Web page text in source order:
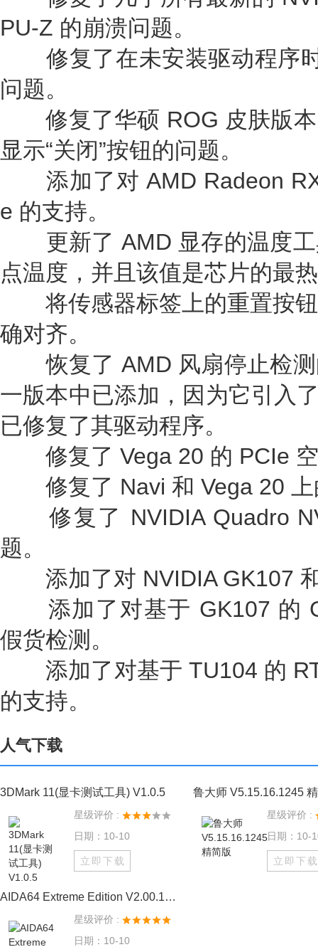
PU-Z 的崩溃问题。
修复了在未安装驱动程序
问题。
修复了华硕 ROG 皮肤版本
显示“关闭”按钮的问题。
添加了对 AMD Radeon RX
e 的支持。
更新了 AMD 显存的温度工
点温度，并且该值是芯片的最
将传感器标签上的重置按钮
确对齐。
恢复了 AMD 风扇停止检测
一版本中已添加，因为它引入
已修复了其驱动程序。
修复了 Vega 20 的 PCIe 空
修复了 Navi 和 Vega 20 上
修复了 NVIDIA Quadro
题。
添加了对 NVIDIA GK107
添加了对基于 GK107 的
假货检测。
添加了对基于 TU104 的
的支持。
人气下载
3DMark 11(显卡测试工具) V1.0.5
星级评价 :
日期：10-10
立即下载
鲁大师 V5.15.16.1245
星级评价 :
日期：10-
立即下载
AIDA64 Extreme Edition V2.00.1747
星级评价 :
日期：10-10